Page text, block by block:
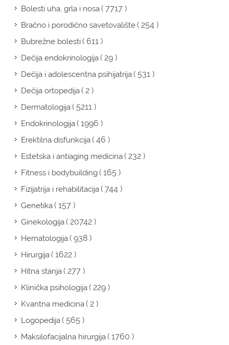
Bolesti uha, grla i nosa( 7717 )
Bračno i porodično savetovalište( 254 )
Bubrežne bolesti( 611 )
Dečija endokrinologija( 29 )
Dečija i adolescentna psihijatrija( 531 )
Dečija ortopedija( 2 )
Dermatologija( 5211 )
Endokrinologija( 1996 )
Erektilna disfunkcija( 46 )
Estetska i antiaging medicina( 232 )
Fitness i bodybuilding( 165 )
Fizijatrija i rehabilitacija( 744 )
Genetika( 157 )
Ginekologija( 20742 )
Hematologija( 938 )
Hirurgija( 1622 )
Hitna stanja( 277 )
Klinička psihologija( 229 )
Kvantna medicina( 2 )
Logopedija( 565 )
Maksilofacijalna hirurgija( 1760 )